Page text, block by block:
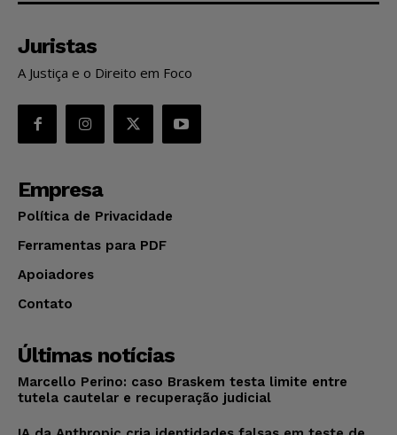
Juristas
A Justiça e o Direito em Foco
Empresa
Política de Privacidade
Ferramentas para PDF
Apoiadores
Contato
Últimas notícias
Marcello Perino: caso Braskem testa limite entre
tutela cautelar e recuperação judicial